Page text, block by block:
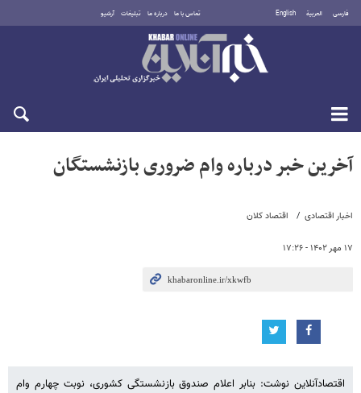
فارسی العربية English تماس با ما درباره ما تبلیغات آرشیو
شنبه ۱۷ مرداد ۱۴۰۵
اخبار اقتصادی اقتصاد کلان
۱۷ مهر ۱۴۰۲ - ۱۷:۲۶
آخرین خبر درباره وام ضروری بازنشستگان
اقتصادآنلاین نوشت: بنابر اعلام صندوق بازنشستگی کشوری، نوبت چهارم وام